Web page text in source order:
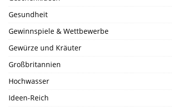
Gesundheit
Gewinnspiele & Wettbewerbe
Gewürze und Kräuter
Großbritannien
Hochwasser
Ideen-Reich